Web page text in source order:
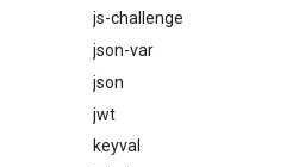
js-challenge
json-var
json
jwt
keyval